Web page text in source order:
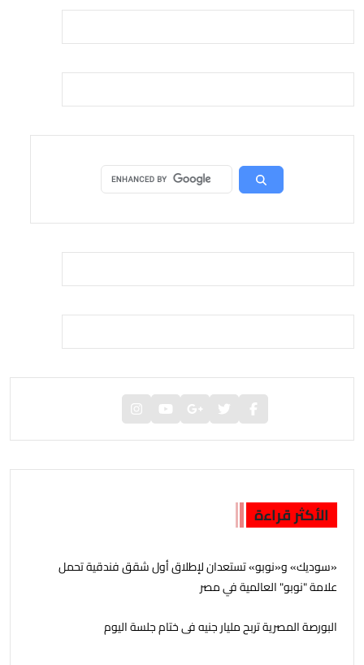
الأكثر قراءة
«سوديك» و«نوبو» تستعدان لإطلاق أول شقق فندقية تحمل
علامة "نوبو" العالمية في مصر
البورصة المصرية تربح مليار جنيه فى ختام جلسة اليوم